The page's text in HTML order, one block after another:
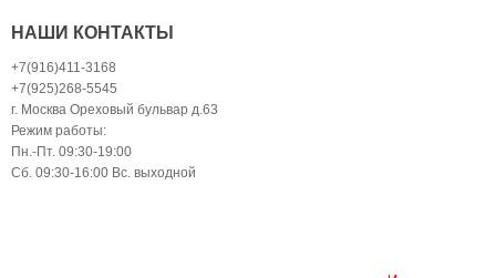
НАШИ КОНТАКТЫ
+7(916)411-3168
+7(925)268-5545
г. Москва Ореховый бульвар д.63
Режим работы:
Пн.-Пт. 09:30-19:00
Сб. 09:30-16:00 Вс. выходной